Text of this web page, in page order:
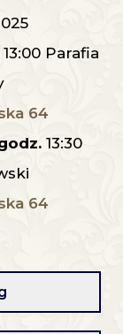
Parafia
64
13:30
64